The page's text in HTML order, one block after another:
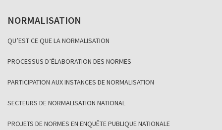
NORMALISATION
QU’EST CE QUE LA NORMALISATION
PROCESSUS D’ÉLABORATION DES NORMES
PARTICIPATION AUX INSTANCES DE NORMALISATION
SECTEURS DE NORMALISATION NATIONAL
PROJETS DE NORMES EN ENQUÊTE PUBLIQUE NATIONALE